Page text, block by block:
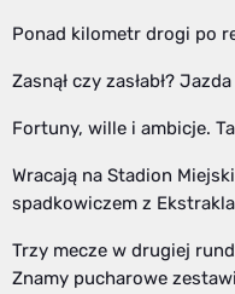
Ponad kilometr drogi po
Zasnął czy zasłabł?
Fortuny, wille i ambicje.
Wracają na Stadion
spadkowiczem z
Trzy mecze w drugiej
Znamy pucharowe